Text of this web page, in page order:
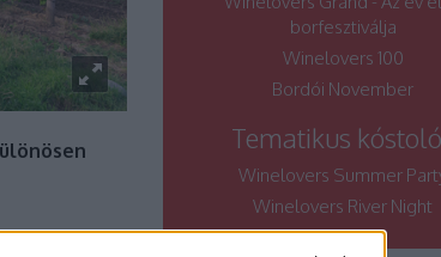
borfesztiválja
Winelovers 100
Bordói November
Tematikus
Winelovers Summer
Winelovers River Night